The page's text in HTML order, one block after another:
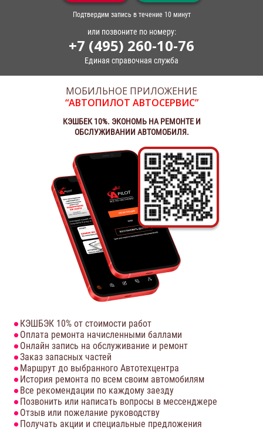
Подтвердим запись в течение 10 минут
или позвоните по номеру:
+7 (495) 260-10-76
Единая справочная служба
МОБИЛЬНОЕ ПРИЛОЖЕНИЕ
“АВТОПИЛОТ АВТОСЕРВИС”
КЭШБЕК 10%. ЭКОНОМЬ НА РЕМОНТЕ И
ОБСЛУЖИВАНИИ АВТОМОБИЛЯ.
КЭШБЭК 10% от стоимости работ
Оплата ремонта начисленными баллами
Онлайн запись на обслуживание и ремонт
Заказ запасных частей
Маршрут до выбранного Автотехцентра
История ремонта по всем своим автомобилям
Все рекомендации по каждому заезду
Позвонить или написать вопросы в мессенджере
Отзыв или пожелание руководству
Получать акции и специальные предложения